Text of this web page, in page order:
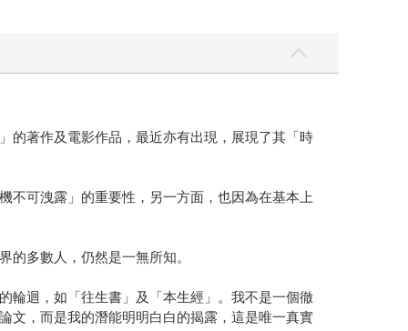
的著作及電影作品，最近亦有出現，展現了其「時
不可洩露」的重要性，另一方面，也因為在基本上
多數人，仍然是一無所知。
輪迴，如「往生書」及「本生經」。我不是一個徹
文，而是我的潛能明明白白的揭露，這是唯一真實